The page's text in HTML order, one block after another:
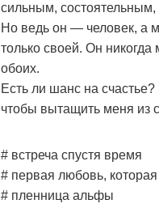
сильным,
Но ведь он — человек, а
только своей. Он никогда
обоих.
Есть ли шанс на
чтобы вытащить меня из
# встреча спустя время
# первая любовь,
# пленница альфы